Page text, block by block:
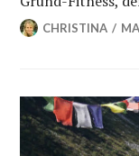
CHRISTINA